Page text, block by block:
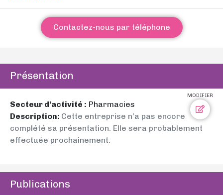
Contactez-nous par téléphone
Présentation
MODIFIER
Secteur d’activité : Pharmacies
Description: Cette entreprise n’a pas encore
complété sa présentation. Elle sera probablement
effectuée prochainement.
Publications